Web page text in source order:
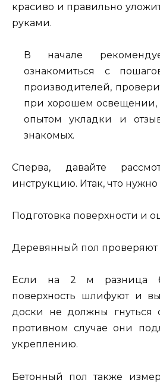
красиво и правильно
руками.
В начале
ознакомиться с
производителей,
при хорошем освещении,
опытом укладки и
знакомых.
Сперва, давайте
инструкцию. Итак, что нужно
Подготовка поверхности и
Деревянный пол проверяют
Если на 2 м разница
поверхность шлифуют и
доски не должны гнуться
противном случае они
укреплению.
Бетонный пол также